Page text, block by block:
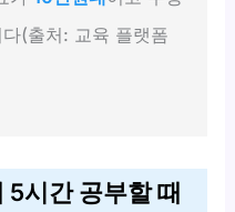
(출처: 교육 플랫폼
5시간 공부할 때